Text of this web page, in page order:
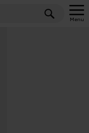
Menu